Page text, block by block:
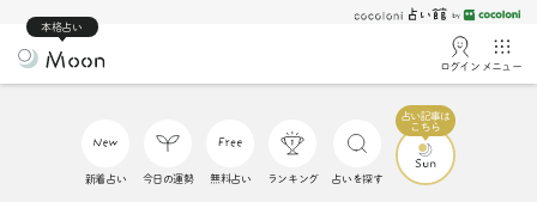
本格占い
ログイン メニュー
新着占い 今日の運勢 無料占い ランキング 占いを探す